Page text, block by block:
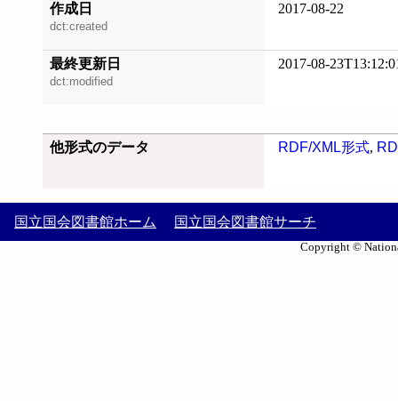
作成日
dct:created
2017-08-22
最終更新日
dct:modified
2017-08-
他形式のデータ RDF/XML形式,
国立国会図書館ホーム 国立国会図書館サーチ
Copyright ©